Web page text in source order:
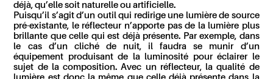
déjà, qu’elle soit naturelle ou artificielle.
Puisqu’il s’agit d’un outil qui redirige une lumière de source
pré-existante, le réflecteur n’apporte pas de la lumière plus
brillante que celle qui est déjà présente. Par exemple, dans
le cas d’un cliché de nuit, il faudra se munir d’un
équipement produisant de la luminosité pour éclairer le
sujet de la composition. Avec un réflecteur, la qualité de